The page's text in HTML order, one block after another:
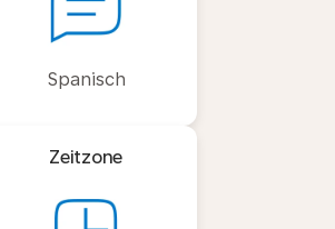
Spanisch
Zeitzone